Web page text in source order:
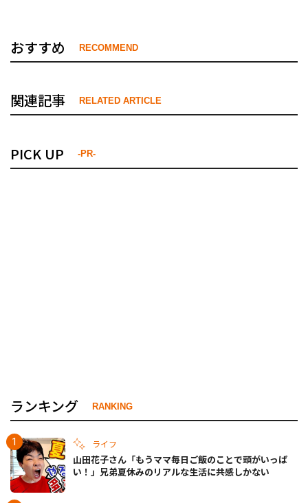
おすすめ RECOMMEND
関連記事 RELATED ARTICLE
PICK UP -PR-
ランキング RANKING
ライフ
山田花子さん「もうママ毎日ご飯のことで頭がいっぱ
い！」兄弟夏休みのリアルな生活に共感しかない